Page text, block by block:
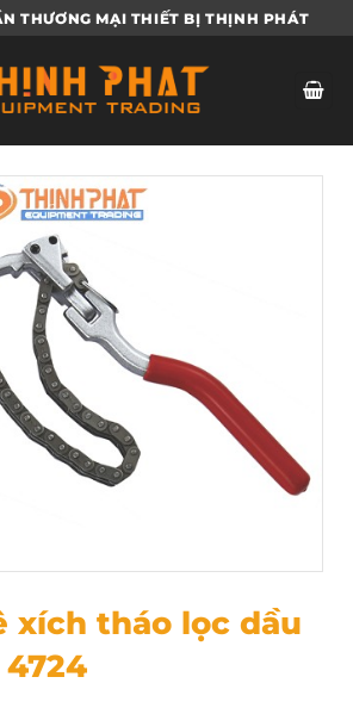
THƯƠNG MẠI THIẾT BỊ THỊNH PHÁT
xích tháo lọc dầu
4724